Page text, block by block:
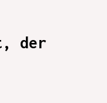
der